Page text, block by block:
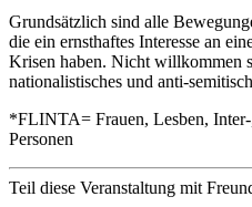
Grundsätzlich sind alle
die ein ernsthaftes Interesse an
Krisen haben. Nicht willkommen
nationalistisches und anti-
*FLINTA= Frauen, Lesben,
Personen
Teil diese Veranstaltung mit